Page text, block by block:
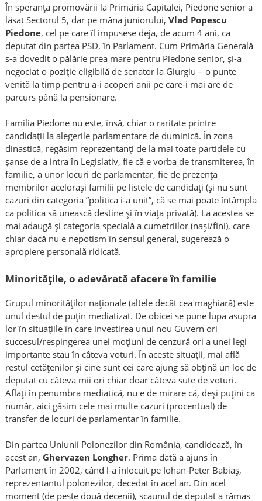
În speranța promovării la Primăria Capitalei, Piedone senior a
lăsat Sectorul 5, dar pe mâna juniorului, Vlad Popescu
Piedone, cel pe care îl impusese deja, de acum 4 ani, ca
deputat din partea PSD, în Parlament. Cum Primăria Generală
s-a dovedit o pălărie prea mare pentru Piedone senior, și-a
negociat o poziție eligibilă de senator la Giurgiu – o punte
venită la timp pentru a-i acoperi anii pe care-i mai are de
parcurs până la pensionare.
Familia Piedone nu este, însă, chiar o raritate printre
candidații la alegerile parlamentare de duminică. În zona
dinastică, regăsim reprezentanți de la mai toate partidele cu
șanse de a intra în Legislativ, fie că e vorba de transmiterea, în
familie, a unor locuri de parlamentar, fie de prezența
membrilor acelorași familii pe listele de candidați (și nu sunt
cazuri din categoria ”politica i-a unit”, că se mai poate întâmpla
ca politica să unească destine și în viața privată). La acestea se
mai adaugă și categoria specială a cumetriilor (nași/fini), care
chiar dacă nu e nepotism în sensul general, sugerează o
apropiere personală ridicată.
Minoritățile, o adevărată afacere în familie
Grupul minorităților naționale (altele decât cea maghiară) este
unul destul de puțin mediatizat. De obicei se pune lupa asupra
lor în situațiile în care investirea unui nou Guvern ori
succesul/respingerea unei moțiuni de cenzură ori a unei legi
importante stau în câteva voturi. În aceste situații, mai află
restul cetățenilor și cine sunt cei care ajung să obțină un loc de
deputat cu câteva mii ori chiar doar câteva sute de voturi.
Aflați în penumbra mediatică, nu e de mirare că, deși puțini ca
număr, aici găsim cele mai multe cazuri (procentual) de
transfer de locuri de parlamentar în familie.
Din partea Uniunii Polonezilor din România, candidează, în
acest an, Ghervazen Longher. Prima dată a ajuns în
Parlament în 2002, când l-a înlocuit pe Iohan-Peter Babiaș,
reprezentantul polonezilor, decedat în acel an. Din acel
moment (de peste două decenii), scaunul de deputat a rămas